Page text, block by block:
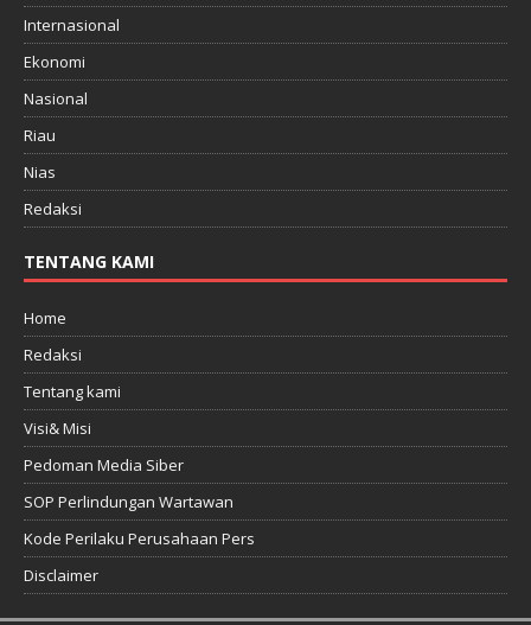
Internasional
Ekonomi
Nasional
Riau
Nias
Redaksi
TENTANG KAMI
Home
Redaksi
Tentang kami
Visi& Misi
Pedoman Media Siber
SOP Perlindungan Wartawan
Kode Perilaku Perusahaan Pers
Disclaimer